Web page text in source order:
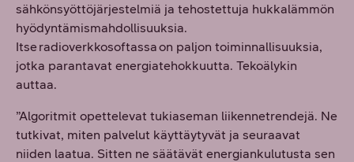
sähkönsyöttöjärjestelmiä ja tehostettuja hukkalämmön
hyödyntämismahdollisuuksia.
Itse radioverkkosoftassa on paljon toiminnallisuuksia,
jotka parantavat energiatehokkuutta. Tekoälykin
auttaa.
”Algoritmit opettelevat tukiaseman liikennetrendejä. Ne
tutkivat, miten palvelut käyttäytyvät ja seuraavat
niiden laatua. Sitten ne säätävät energiankulutusta sen